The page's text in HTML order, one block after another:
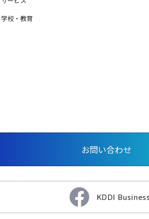
学校・教育
お問い合わせ
KDDI Business